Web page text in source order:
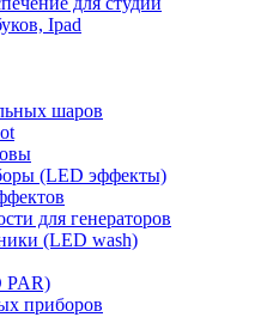
Ipad
шаров
(LED эффекты)
для генераторов
(LED wash)
PAR)
приборов